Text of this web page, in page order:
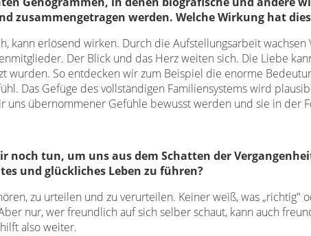
zusammengetragen werden. Welche Wirkung hat
kann erlösend wirken. Durch die Aufstellungsarbeit
Der Blick und das Herz weiten sich. Die Liebe
wurden. So entdecken wir zum Beispiel die enorme
Das Gefüge des vollständigen Familiensystems wird
uns übernommener Gefühle bewusst werden und sie in der
noch tun, um uns aus dem Schatten der
und glückliches Leben zu führen?
zu urteilen und zu verurteilen. Keiner weiß, was „richtig"
nur, wer freundlich auf sich selber schaut, kann auch
also weiter.